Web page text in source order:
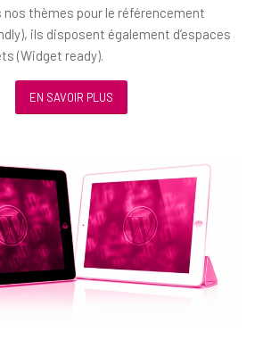
thèmes pour le référencement
ils disposent également d’espaces
(Widget ready).
EN SAVOIR PLUS